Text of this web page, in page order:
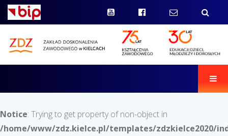
Notice: Trying to get property of non-object in
/home/www/zdz.kielce.pl/templates/zdzkielce2020/